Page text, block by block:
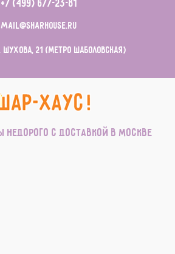
+7 (499) 677-23-81
mail@sharhouse.ru
Шухова, 21 (метро Шаболовская)
с доставкой в Москве